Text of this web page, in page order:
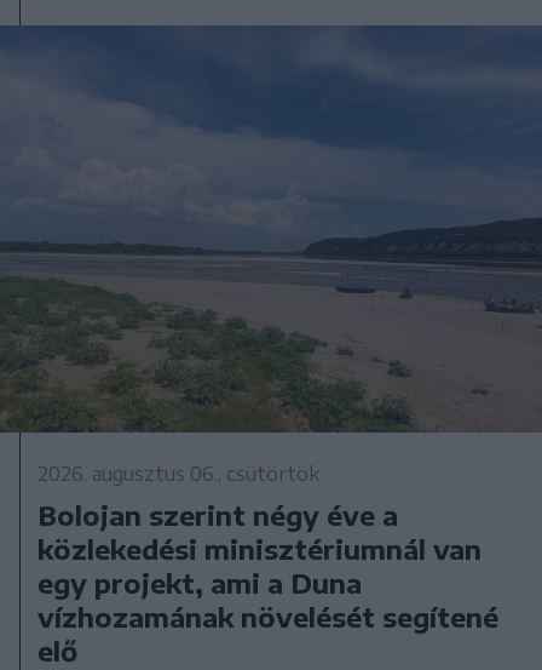
2026. augusztus 06., csütörtök
Bolojan szerint négy éve a
közlekedési minisztériumnál van
egy projekt, ami a Duna
vízhozamának növelését segítené
elő